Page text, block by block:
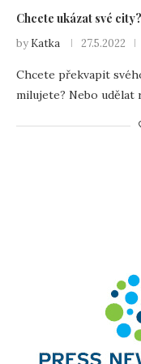
Chcete ukázat své
by Katka 27.5.2022
Chcete překvapit
milujete? Nebo udělat